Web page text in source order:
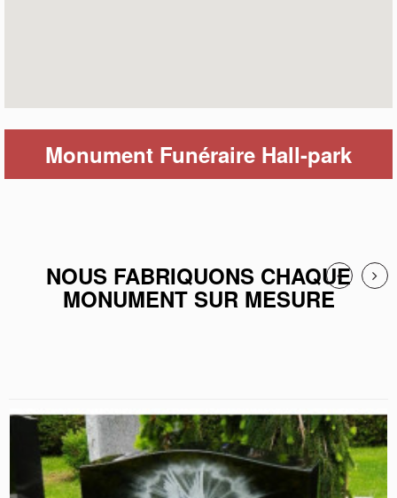
Monument Funéraire Hall-park
NOUS FABRIQUONS CHAQUE
MONUMENT SUR MESURE